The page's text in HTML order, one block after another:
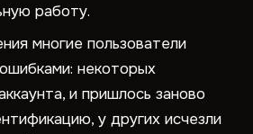
работу.
многие пользователи
некоторых
и пришлось заново
у других исчезли